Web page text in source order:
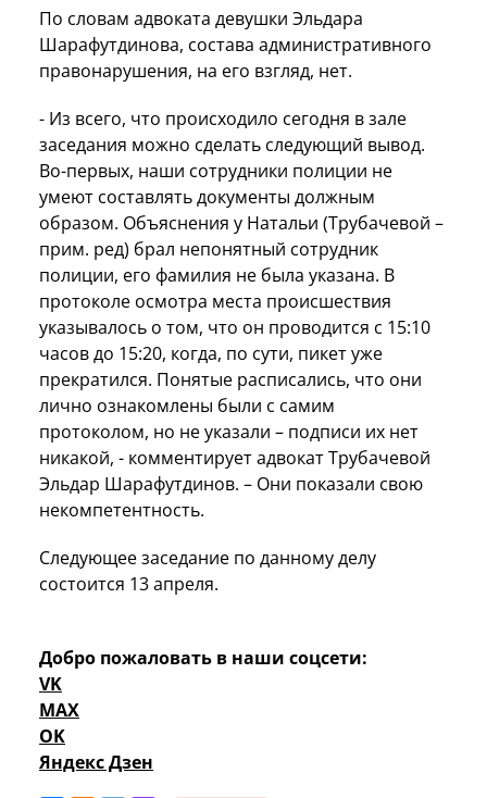
По словам адвоката девушки Эльдара
Шарафутдинова, состава административного
правонарушения, на его взгляд, нет.
- Из всего, что происходило сегодня в зале
заседания можно сделать следующий вывод.
Во-первых, наши сотрудники полиции не
умеют составлять документы должным
образом. Объяснения у Натальи (Трубачевой –
прим. ред) брал непонятный сотрудник
полиции, его фамилия не была указана. В
протоколе осмотра места происшествия
указывалось о том, что он проводится с 15:10
часов до 15:20, когда, по сути, пикет уже
прекратился. Понятые расписались, что они
лично ознакомлены были с самим
протоколом, но не указали – подписи их нет
никакой, - комментирует адвокат Трубачевой
Эльдар Шарафутдинов. – Они показали свою
некомпетентность.
Следующее заседание по данному делу
состоится 13 апреля.
Добро пожаловать в наши соцсети:
VK
MAX
OK
Яндекс Дзен